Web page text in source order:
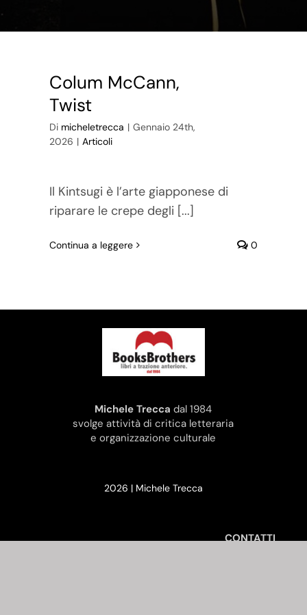
Colum McCann,
Twist
Di micheletrecca | Gennaio 24th,
2026 | Articoli
Il Kintsugi è l’arte giapponese di
riparare le crepe degli [...]
Continua a leggere 0
Michele Trecca dal 1984
svolge attività di critica letteraria
e organizzazione culturale
2026 | Michele Trecca
CONTATTI